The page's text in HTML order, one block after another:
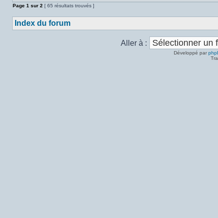
Page 1 sur 2 [ 65 résultats trouvés ]
Index du forum
Aller à :
Développé par